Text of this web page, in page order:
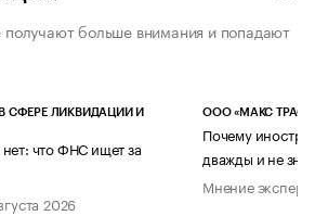
больше внимания и попадают
ЛИКВИДАЦИИ И
что ФНС ищет за
2026
ООО «МАКС ТРАСТ»
Почему
дважды и не
Мнение